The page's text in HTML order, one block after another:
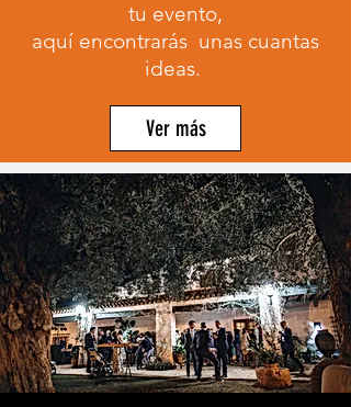
tu evento,
aquí encontrarás unas cuantas
ideas.
Ver más